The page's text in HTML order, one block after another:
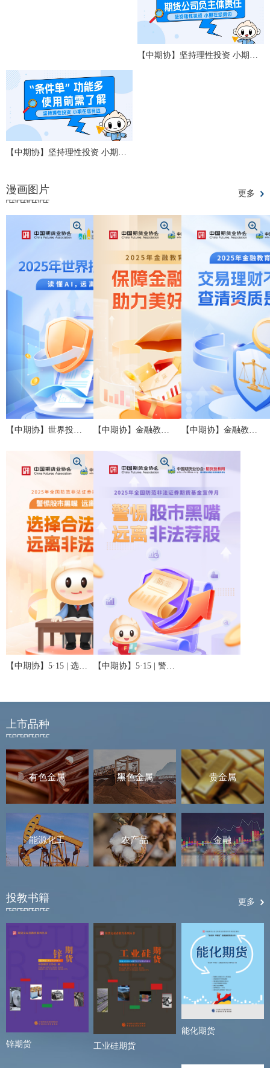
漫画图片 更多
上市品种
有色金属 黑色金属 贵金属
能源化工 农产品 金融
投教书籍 更多
锌期货 工业硅期货
能化期货